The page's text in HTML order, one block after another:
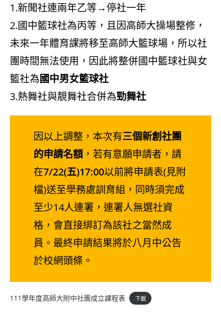
1.新聞社連兩年乙等→停社一年
2.國中籃球社為丙等，且因高師大操場整修，
未來一年體育課將移至高師大籃球場，所以社
團時間無法使用，因此將整併國中籃球社與女
籃社為國中男女籃球社
3.熱舞社與靚舞社合併為勁舞社
因以上調整，本次有三個新創社團
的申請名額，若有意願申請者，請
在7/22(五)17:00以前將申請表(見附
檔)送至學務處訓育組，同時須完成
至少14人連署，連署人無選社資
格，會直接綁訂為該社之當然成
員。最終申請結果將於八月中公告
於校網頭條。
111學年度高師大附中社團成立課程表 下載